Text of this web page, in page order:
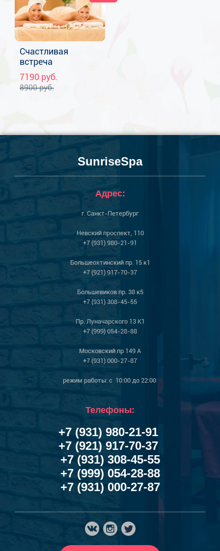
Счастливая
встреча
7190 руб.
8900руб.
SunriseSpa
Адрес:
г. Санкт-Петербург
Невский проспект, 110
+7 (931) 980-21-91
Большеохтинский пр. 15 к1
+7 (921) 917-70-37
Большевиков пр. 38 к5
+7 (931) 308-45-55
Пр. Луначарского 13 К1
+7 (999) 054-28-88
Московский пр 149 А
+7 (931) 000-27-87
режим работы: с 10:00 до 22:00
Телефоны:
+7 (931) 980-21-91
+7 (921) 917-70-37
+7 (931) 308-45-55
+7 (999) 054-28-88
+7 (931) 000-27-87